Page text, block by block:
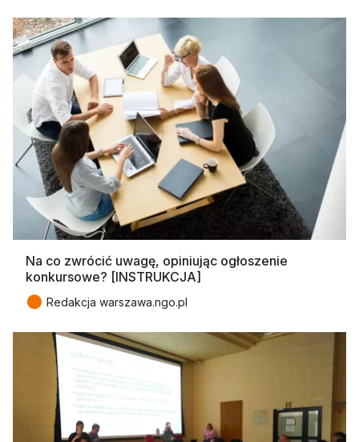
Na co zwrócić uwagę, opiniując ogłoszenie
konkursowe? [INSTRUKCJA]
● Redakcja warszawa.ngo.pl